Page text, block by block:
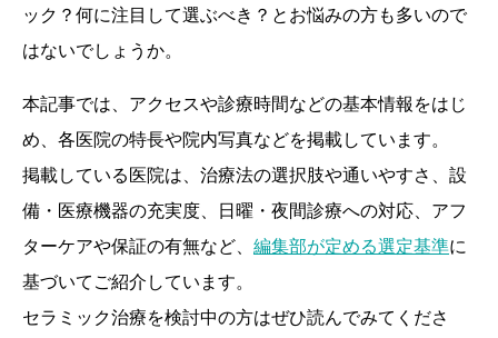
ック？何に注目して選ぶべき？とお悩みの方も多いので
はないでしょうか。
本記事では、アクセスや診療時間などの基本情報をはじ
め、各医院の特長や院内写真などを掲載しています。
掲載している医院は、治療法の選択肢や通いやすさ、設
備・医療機器の充実度、日曜・夜間診療への対応、アフ
ターケアや保証の有無など、 編集部が定める選定基準に
基づいてご紹介しています。
セラミック治療を検討中の方はぜひ読んでみてくださ